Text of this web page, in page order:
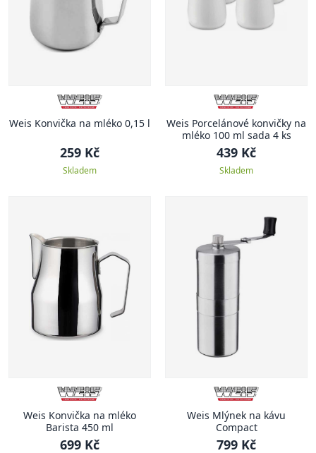
Weis Konvička na mléko 0,15 l
259 Kč
Skladem
Weis Porcelánové konvičky na
mléko 100 ml sada 4 ks
439 Kč
Skladem
Weis Konvička na mléko
Barista 450 ml
699 Kč
Weis Mlýnek na kávu
Compact
799 Kč